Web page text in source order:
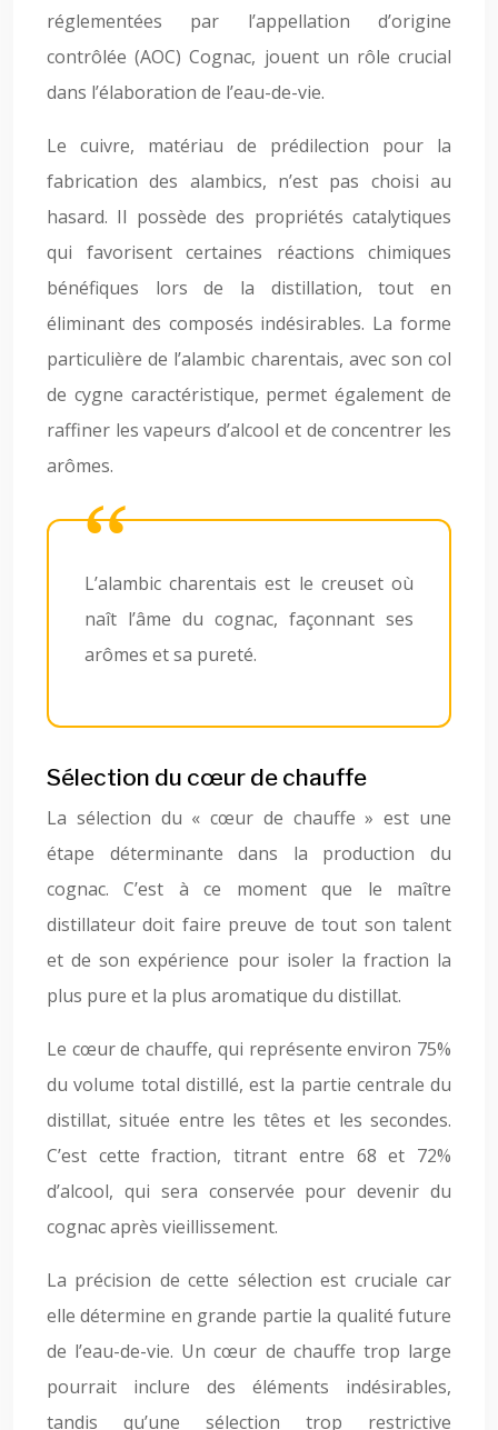
réglementées par l’appellation d’origine
contrôlée (AOC) Cognac, jouent un rôle crucial
dans l’élaboration de l’eau-de-vie.
Le cuivre, matériau de prédilection pour la
fabrication des alambics, n’est pas choisi au
hasard. Il possède des propriétés catalytiques
qui favorisent certaines réactions chimiques
bénéfiques lors de la distillation, tout en
éliminant des composés indésirables. La forme
particulière de l’alambic charentais, avec son col
de cygne caractéristique, permet également de
raffiner les vapeurs d’alcool et de concentrer les
arômes.
L’alambic charentais est le creuset où
naît l’âme du cognac, façonnant ses
arômes et sa pureté.
Sélection du cœur de chauffe
La sélection du « cœur de chauffe » est une
étape déterminante dans la production du
cognac. C’est à ce moment que le maître
distillateur doit faire preuve de tout son talent
et de son expérience pour isoler la fraction la
plus pure et la plus aromatique du distillat.
Le cœur de chauffe, qui représente environ 75%
du volume total distillé, est la partie centrale du
distillat, située entre les têtes et les secondes.
C’est cette fraction, titrant entre 68 et 72%
d’alcool, qui sera conservée pour devenir du
cognac après vieillissement.
La précision de cette sélection est cruciale car
elle détermine en grande partie la qualité future
de l’eau-de-vie. Un cœur de chauffe trop large
pourrait inclure des éléments indésirables,
tandis qu’une sélection trop restrictive